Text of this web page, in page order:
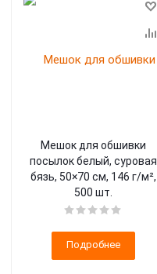
Мешок для обшивки
посылок белый, суровая
бязь, 50×70 см, 146 г/м²,
500 шт.
Подробнее